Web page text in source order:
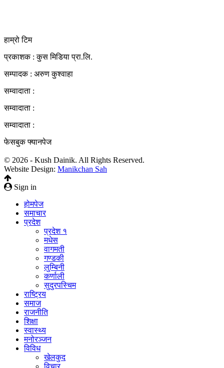
हाम्रो टिम
प्रकाशक : कुस मिडिया प्रा‍.लि.
सम्पादक : अरुण कुश्वाहा
सम्वादाता :
सम्वादाता :
सम्वादाता :
फेसबुक फ्यानपेज
© 2026 - Kush Dainik. All Rights Reserved.
Website Design: Manikchan Sah
Sign in
होमपेज
समाचार
प्रदेश
प्रदेश १
मधेस
वागमती
गण्डकी
लुम्बिनी
कर्णाली
सुदुरपस्चिम
राष्ट्रिय
समाज
राजनीति
शिक्षा
स्वास्थ्य
मनोरञ्जन
विविध
खेलकुद